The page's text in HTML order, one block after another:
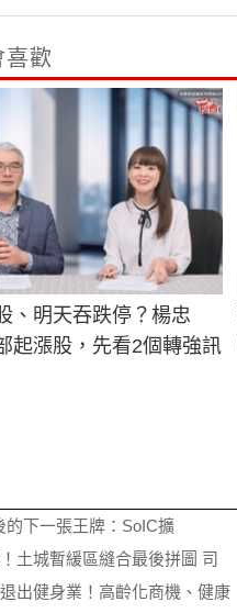
喜歡
、明天吞跌停？楊忠
起漲股，先看2個轉強訊
的下一張王牌：SoIC擴
土城暫緩區縫合最後拼圖 司
出健身業！高齡化商機、健康